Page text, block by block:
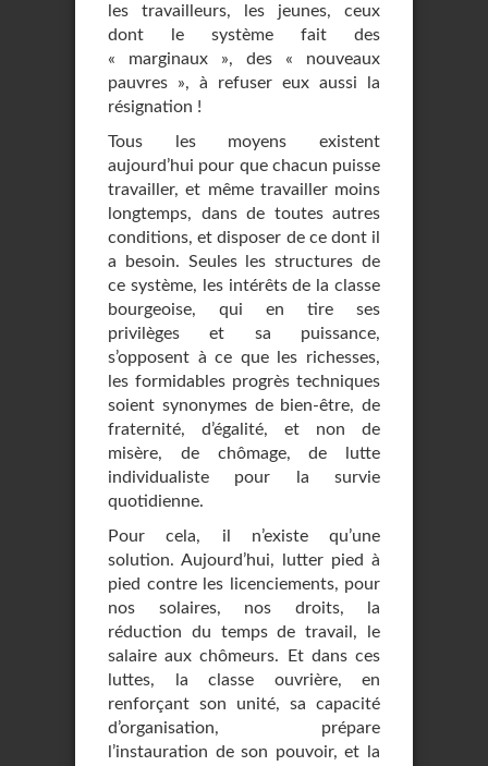
les travailleurs, les jeunes, ceux
dont le système fait des
« marginaux », des « nouveaux
pauvres », à refuser eux aussi la
résignation !
Tous les moyens existent
aujourd’hui pour que chacun puisse
travailler, et même travailler moins
longtemps, dans de toutes autres
conditions, et disposer de ce dont il
a besoin. Seules les structures de
ce système, les intérêts de la classe
bourgeoise, qui en tire ses
privilèges et sa puissance,
s’opposent à ce que les richesses,
les formidables progrès techniques
soient synonymes de bien-être, de
fraternité, d’égalité, et non de
misère, de chômage, de lutte
individualiste pour la survie
quotidienne.
Pour cela, il n’existe qu’une
solution. Aujourd’hui, lutter pied à
pied contre les licenciements, pour
nos solaires, nos droits, la
réduction du temps de travail, le
salaire aux chômeurs. Et dans ces
luttes, la classe ouvrière, en
renforçant son unité, sa capacité
d’organisation, prépare
l’instauration de son pouvoir, et la